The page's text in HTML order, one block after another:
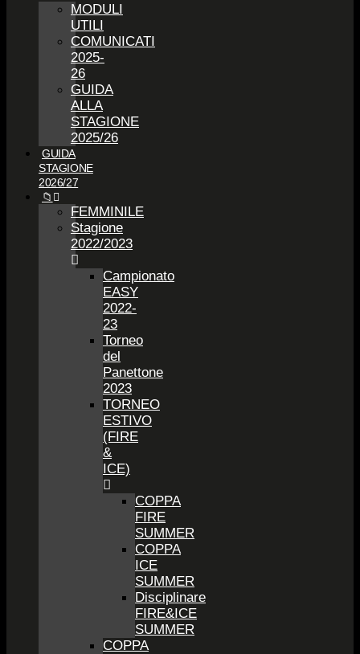
MODULI
UTILI
COMUNICATI
2025-
26
GUIDA
ALLA
STAGIONE
2025/26
GUIDA
STAGIONE
2026/27
📁
FEMMINILE
Stagione
2022/2023
Campionato
EASY
2022-
23
Torneo
del
Panettone
2023
TORNEO
ESTIVO
(FIRE
&
ICE)
COPPA
FIRE
SUMMER
COPPA
ICE
SUMMER
Disciplinare
FIRE&ICE
SUMMER
COPPA